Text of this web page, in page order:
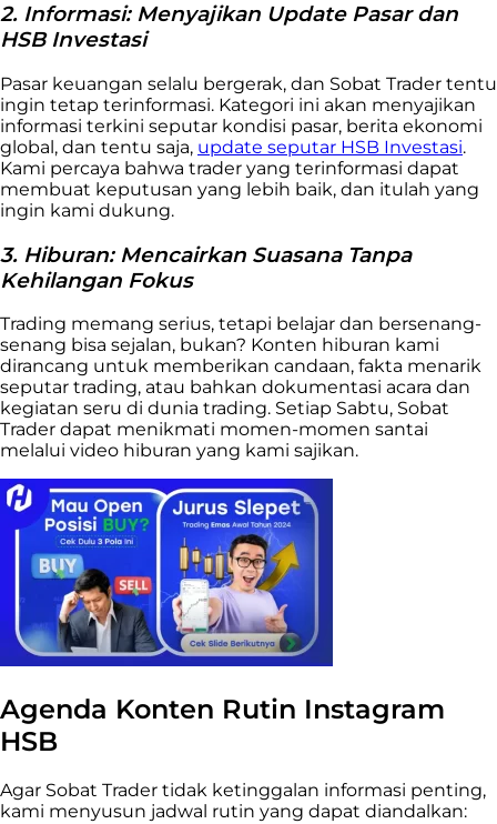
2. Informasi: Menyajikan Update Pasar dan
HSB Investasi
Pasar keuangan selalu bergerak, dan Sobat Trader tentu
ingin tetap terinformasi. Kategori ini akan menyajikan
informasi terkini seputar kondisi pasar, berita ekonomi
global, dan tentu saja, update seputar HSB Investasi.
Kami percaya bahwa trader yang terinformasi dapat
membuat keputusan yang lebih baik, dan itulah yang
ingin kami dukung.
3. Hiburan: Mencairkan Suasana Tanpa
Kehilangan Fokus
Trading memang serius, tetapi belajar dan bersenang-
senang bisa sejalan, bukan? Konten hiburan kami
dirancang untuk memberikan candaan, fakta menarik
seputar trading, atau bahkan dokumentasi acara dan
kegiatan seru di dunia trading. Setiap Sabtu, Sobat
Trader dapat menikmati momen-momen santai
melalui video hiburan yang kami sajikan.
Agenda Konten Rutin Instagram
HSB
Agar Sobat Trader tidak ketinggalan informasi penting,
kami menyusun jadwal rutin yang dapat diandalkan: